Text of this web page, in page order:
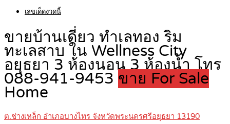
เลขเด็ดงวดนี้
ขายบ้านเดี่ยว ทำเลทอง ริม
ทะเลสาบ ใน Wellness City
อยุธยา 3 ห้องนอน 3 ห้องน้ำ โทร
088-941-9453 ขาย For Sale
Home
ต.ช่างเหล็ก อำเภอบางไทร จังหวัดพระนครศรีอยุธยา 13190